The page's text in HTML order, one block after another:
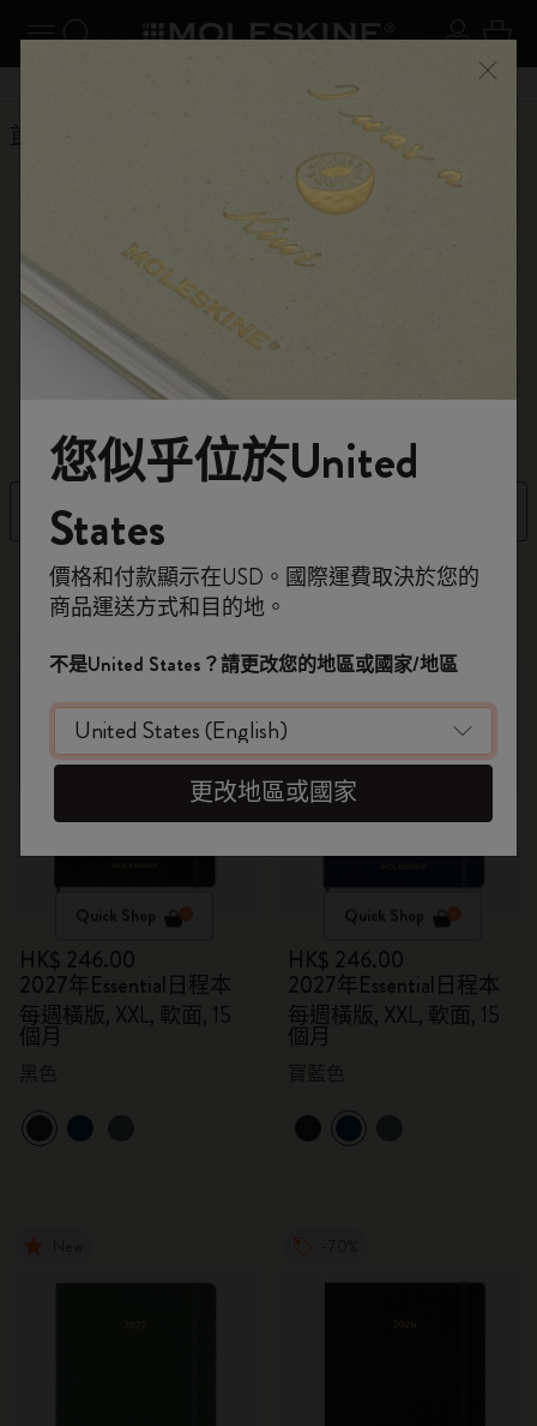
使用 Tab 鍵瀏覽以下搜尋結果
切換導航 登入
搜尋網站 購
購物滿 港幣 399元 即享免費送貨服務 關閉
單
2025-2026學生規劃
本
使用我們專業的學術規劃本，掌控您的學業
進度。
篩選條件
6 個產品
Quick Shop
HK$ 246.00
2027年Essential日程本
每週橫版, XXL, 軟面, 15
個月
Quick Shop
HK$ 246.00
2027年Essential日程本
每週橫版, XXL, 軟面, 15
個月
即刻登記，首次落單用優惠碼
WELCOME10，即享 9折 兼 免運費。
開番個 Moleskine 帳戶，拎盡獨家優惠、會
員福利，同埋更多靈感啟發。
加入成為會員！
您似乎位於United
States
價格和付款顯示在USD。國際運費取決於您的
商品運送方式和目的地。
不是United States？請更改您的地區或國家/地區
更改地區或國家